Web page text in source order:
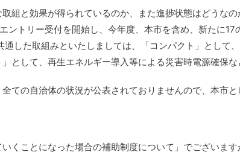
組と効果が得られているのか、また進捗状態はどうな
ントリー受付を開始し、今年度、本市を含め、新たに
した取組みといたしましては、「コンパクト」として
として、再生エネルギー導入等による災害時電源確保な
ての自治体の状況が公表されておりませんので、本市と
くことになった場合の補助制度について」でございま